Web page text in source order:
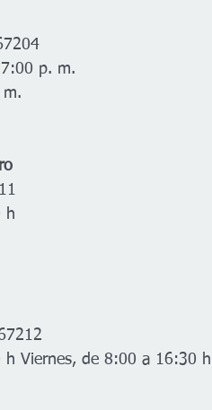
p. m.
h
h Viernes, de 8:00 a 16:30 h